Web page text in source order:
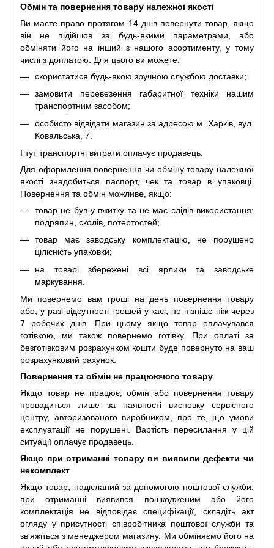
Обмін та повернення товару належної якості
Ви маєте право протягом 14 днів повернути товар, якщо
він не підійшов за будь-якими параметрами, або
обміняти його на інший з нашого асортименту, у тому
числі з доплатою. Для цього ви можете:
скористатися будь-якою зручною службою доставки;
замовити перевезення габаритної техніки нашим
транспортним засобом;
особисто відвідати магазин за адресою м. Харків, вул.
Ковальська, 7.
І тут транспортні витрати оплачує продавець.
Для оформлення повернення чи обміну товару належної
якості знадобиться паспорт, чек та товар в упаковці.
Повернення та обмін можливе, якщо:
товар не був у вжитку та не має слідів використання:
подряпин, сколів, потертостей;
товар має заводську комплектацію, не порушено
цілісність упаковки;
на товарі збережені всі ярлики та заводське
маркування.
Ми повернемо вам гроші на день повернення товару
або, у разі відсутності грошей у касі, не пізніше ніж через
7 робочих днів. При цьому якщо товар оплачувався
готівкою, ми також повернемо готівку. При оплаті за
безготівковим розрахунком кошти буде повернуто на ваш
розрахунковий рахунок.
Повернення та обмін не працюючого товару
Якщо товар не працює, обмін або повернення товару
провадиться лише за наявності висновку сервісного
центру, авторизованого виробником, про те, що умови
експлуатації не порушені. Вартість пересилання у цій
ситуації оплачує продавець.
Якщо при отриманні товару ви виявили дефекти чи
некомплект
Якщо товар, надісланий за допомогою поштової служби,
при отриманні виявився пошкодженим або його
комплектація не відповідає специфікації, складіть акт
огляду у присутності співробітника поштової служби та
зв'яжіться з менеджером магазину. Ми обміняємо його на